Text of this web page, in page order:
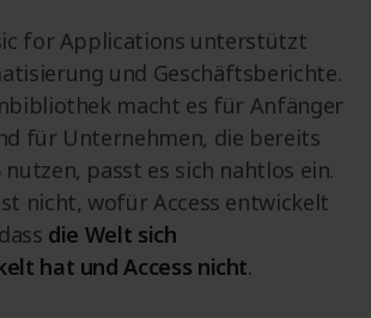
for Applications unterstützt
und Geschäftsberichte.
macht es für Anfänger
für Unternehmen, die bereits
passt es sich nahtlos ein.
nicht, wofür Access entwickelt
die Welt sich
hat und Access nicht.